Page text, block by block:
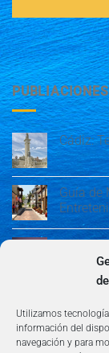
Utilizamos
información del
navegación y para
Cádiz:
Guía de